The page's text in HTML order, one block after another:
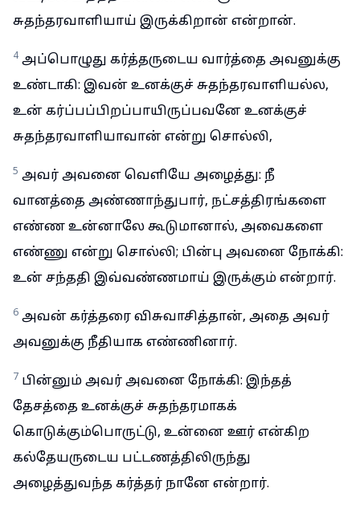
சுதந்தரவாளியாய் இருக்கிறான் என்றான்.
4 அப்பொழுது கர்த்தருடைய வார்த்தை அவனுக்கு
உண்டாகி: இவன் உனக்குச் சுதந்தரவாளியல்ல,
உன் கர்ப்பப்பிறப்பாயிருப்பவனே உனக்குச்
சுதந்தரவாளியாவான் என்று சொல்லி,
5 அவர் அவனை வெளியே அழைத்து: நீ
வானத்தை அண்ணாந்துபார், நட்சத்திரங்களை
எண்ண உன்னாலே கூடுமானால், அவைகளை
எண்ணு என்று சொல்லி; பின்பு அவனை நோக்கி:
உன் சந்ததி இவ்வண்ணமாய் இருக்கும் என்றார்.
6 அவன் கர்த்தரை விசுவாசித்தான், அதை அவர்
அவனுக்கு நீதியாக எண்ணினார்.
7 பின்னும் அவர் அவனை நோக்கி: இந்தத்
தேசத்தை உனக்குச் சுதந்தரமாகக்
கொடுக்கும்பொருட்டு, உன்னை ஊர் என்கிற
கல்தேயருடைய பட்டணத்திலிருந்து
அழைத்துவந்த கர்த்தர் நானே என்றார்.